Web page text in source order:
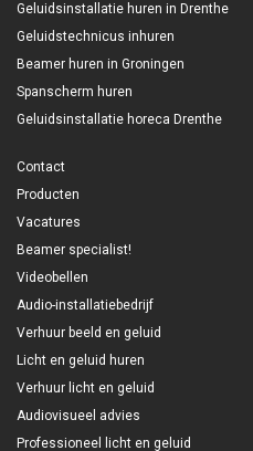
Geluidsinstallatie huren in Drenthe
Geluidstechnicus inhuren
Beamer huren in Groningen
Spanscherm huren
Geluidsinstallatie horeca Drenthe
Contact
Producten
Vacatures
Beamer specialist!
Videobellen
Audio-installatiebedrijf
Verhuur beeld en geluid
Licht en geluid huren
Verhuur licht en geluid
Audiovisueel advies
Professioneel licht en geluid